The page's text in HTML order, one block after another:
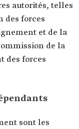
autorités, telles
des forces
et de la
de la
des forces
sont les